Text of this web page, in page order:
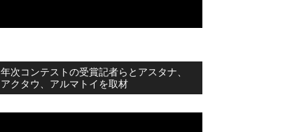
年次コンテストの受賞記者らとアスタナ、
アクタウ、アルマトイを取材